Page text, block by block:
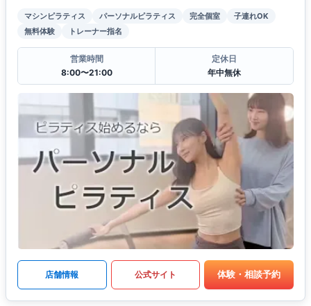
マシンピラティス パーソナルピラティス 完全個室
子連れOK
無料体験
トレーナー指名
営業時間
8:00〜21:00
定休日
年中無休
店舗情報 公式サイト 体験・相談予約